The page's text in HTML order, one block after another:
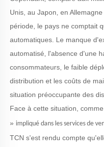
Unis, au Japon, en
période, le pays ne comptait
automatiques. Le manque
automatisé, l'absence d'une
consommateurs, le faible
distribution et les coûts de
situation préoccupante des
Face à cette situation,
» impliqué dans les services de
TCN s'est rendu compte